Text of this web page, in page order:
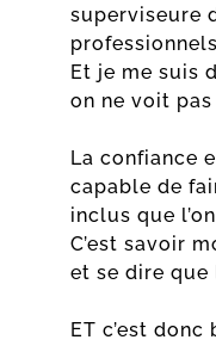
superviseure
Et je me suis
on ne voit pas
La confiance
capable de
inclus que
C’est savoir
et se dire que
ET c’est donc